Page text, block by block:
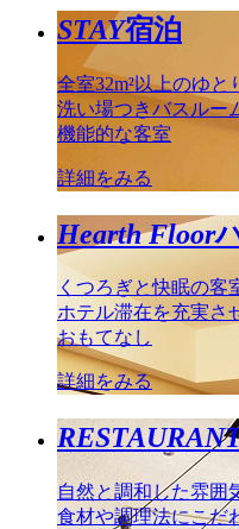
STAY宿泊
全室32m²以上のゆと
洗い場つきバスルー
機能的な客室
詳細をみる
Hearth Floor
くつろぎと快眠の客
ホテル滞在を充実さ
おもてなし
詳細をみる
自然と調和した雰囲
食材や調理法にこだ